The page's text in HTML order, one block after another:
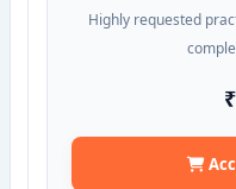
Highly requested